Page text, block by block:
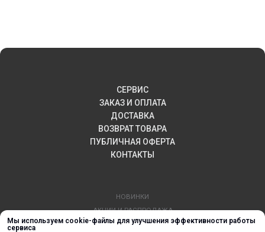
Мы используем cookie-файлы для улучшения эффективности работы
сервиса
СЕРВИС
ЗАКАЗ И ОПЛАТА
ДОСТАВКА
ВОЗВРАТ ТОВАРА
ПУБЛИЧНАЯ ОФЕРТА
КОНТАКТЫ
НОВИНКИ
АКЦИИ И РАСПРОДАЖА
ТЕРМОПЕРЕНОС